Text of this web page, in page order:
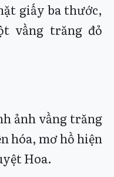
giấy ba thước,
vầng trăng đỏ
ảnh vầng trăng
hóa, mơ hồ hiện
Hoa.